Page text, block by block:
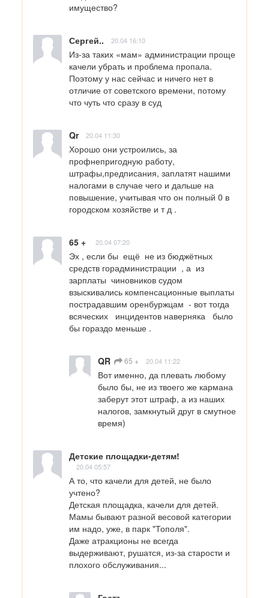
имущество?
Сергей.. 20.04 16:10
Из-за таких «мам» администрации проще
качели убрать и проблема пропала.
Поэтому у нас сейчас и ничего нет в
отличие от советского времени, потому
что чуть что сразу в суд
Qr 20.04 11:30
Хорошо они устроились, за
профнепригодную работу,
штрафы,предписания, заплатят нашими
налогами в случае чего и дальше на
повышение, учитывая что он полный 0 в
городском хозяйстве и т д .
65 + 20.04 07:20
Эх , если бы  ещё  не из бюджётных
средств горадминистрации  , а  из
зарплаты  чиновников судом
взыскивались компенсационные выплаты
пострадавшим оренбуржцам  - вот тогда
всяческих   инцидентов наверняка   было
бы гораздо меньше .
QR 65 + 20.04 11:22
Вот именно, да плевать любому
было бы, не из твоего же кармана
заберут этот штраф, а из наших
налогов, замкнутый друг в смутное
время)
Детские площадки-детям!
20.04 05:57
А то, что качели для детей, не было
учтено?
Детская площадка, качели для детей.
Мамы бывают разной весовой категории
им надо, уже, в парк "Тополя".
Даже атракционы не всегда
выдерживают, рушатся, из-за старости и
плохого обслуживания...